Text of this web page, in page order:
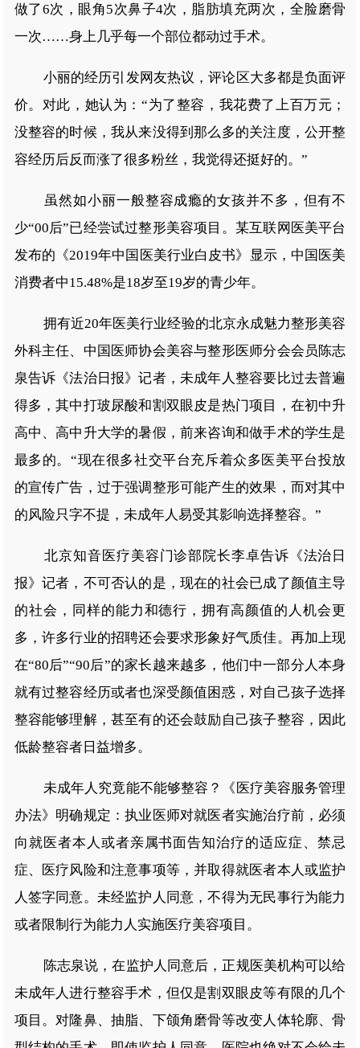
做了6次，眼角5次鼻子4次，脂肪填充两次，全脸磨骨
一次……身上几乎每一个部位都动过手术。
小丽的经历引发网友热议，评论区大多都是负面评
价。对此，她认为：“为了整容，我花费了上百万元；
没整容的时候，我从来没得到那么多的关注度，公开整
容经历后反而涨了很多粉丝，我觉得还挺好的。”
虽然如小丽一般整容成瘾的女孩并不多，但有不
少“00后”已经尝试过整形美容项目。某互联网医美平台
发布的《2019年中国医美行业白皮书》显示，中国医美
消费者中15.48%是18岁至19岁的青少年。
拥有近20年医美行业经验的北京永成魅力整形美容
外科主任、中国医师协会美容与整形医师分会会员陈志
泉告诉《法治日报》记者，未成年人整容要比过去普遍
得多，其中打玻尿酸和割双眼皮是热门项目，在初中升
高中、高中升大学的暑假，前来咨询和做手术的学生是
最多的。“现在很多社交平台充斥着众多医美平台投放
的宣传广告，过于强调整形可能产生的效果，而对其中
的风险只字不提，未成年人易受其影响选择整容。”
北京知音医疗美容门诊部院长李卓告诉《法治日
报》记者，不可否认的是，现在的社会已成了颜值主导
的社会，同样的能力和德行，拥有高颜值的人机会更
多，许多行业的招聘还会要求形象好气质佳。再加上现
在“80后”“90后”的家长越来越多，他们中一部分人本身
就有过整容经历或者也深受颜值困惑，对自己孩子选择
整容能够理解，甚至有的还会鼓励自己孩子整容，因此
低龄整容者日益增多。
未成年人究竟能不能够整容？《医疗美容服务管理
办法》明确规定：执业医师对就医者实施治疗前，必须
向就医者本人或者亲属书面告知治疗的适应症、禁忌
症、医疗风险和注意事项等，并取得就医者本人或监护
人签字同意。未经监护人同意，不得为无民事行为能力
或者限制行为能力人实施医疗美容项目。
陈志泉说，在监护人同意后，正规医美机构可以给
未成年人进行整容手术，但仅是割双眼皮等有限的几个
项目。对隆鼻、抽脂、下颌角磨骨等改变人体轮廓、骨